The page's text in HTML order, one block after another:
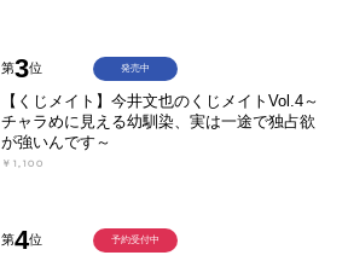
第3位
【くじメイト】今井文也のくじメイトVol.4～
チャラめに見える幼馴染、実は一途で独占欲
が強いんです～
￥1,100
発売中
第4位 予約受付中